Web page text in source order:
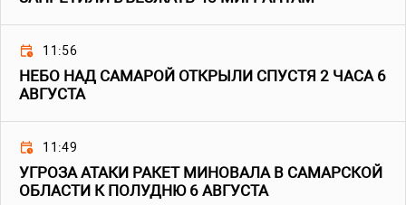
11:56
НЕБО НАД САМАРОЙ ОТКРЫЛИ СПУСТЯ 2 ЧАСА 6
АВГУСТА
11:49
УГРОЗА АТАКИ РАКЕТ МИНОВАЛА В САМАРСКОЙ
ОБЛАСТИ К ПОЛУДНЮ 6 АВГУСТА